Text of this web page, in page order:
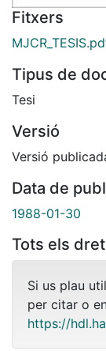
Fitxers
Tipus de
Tesi
Versió
Versió
Data de
1988-01-30
Tots els
Si us plau
per citar o
https://